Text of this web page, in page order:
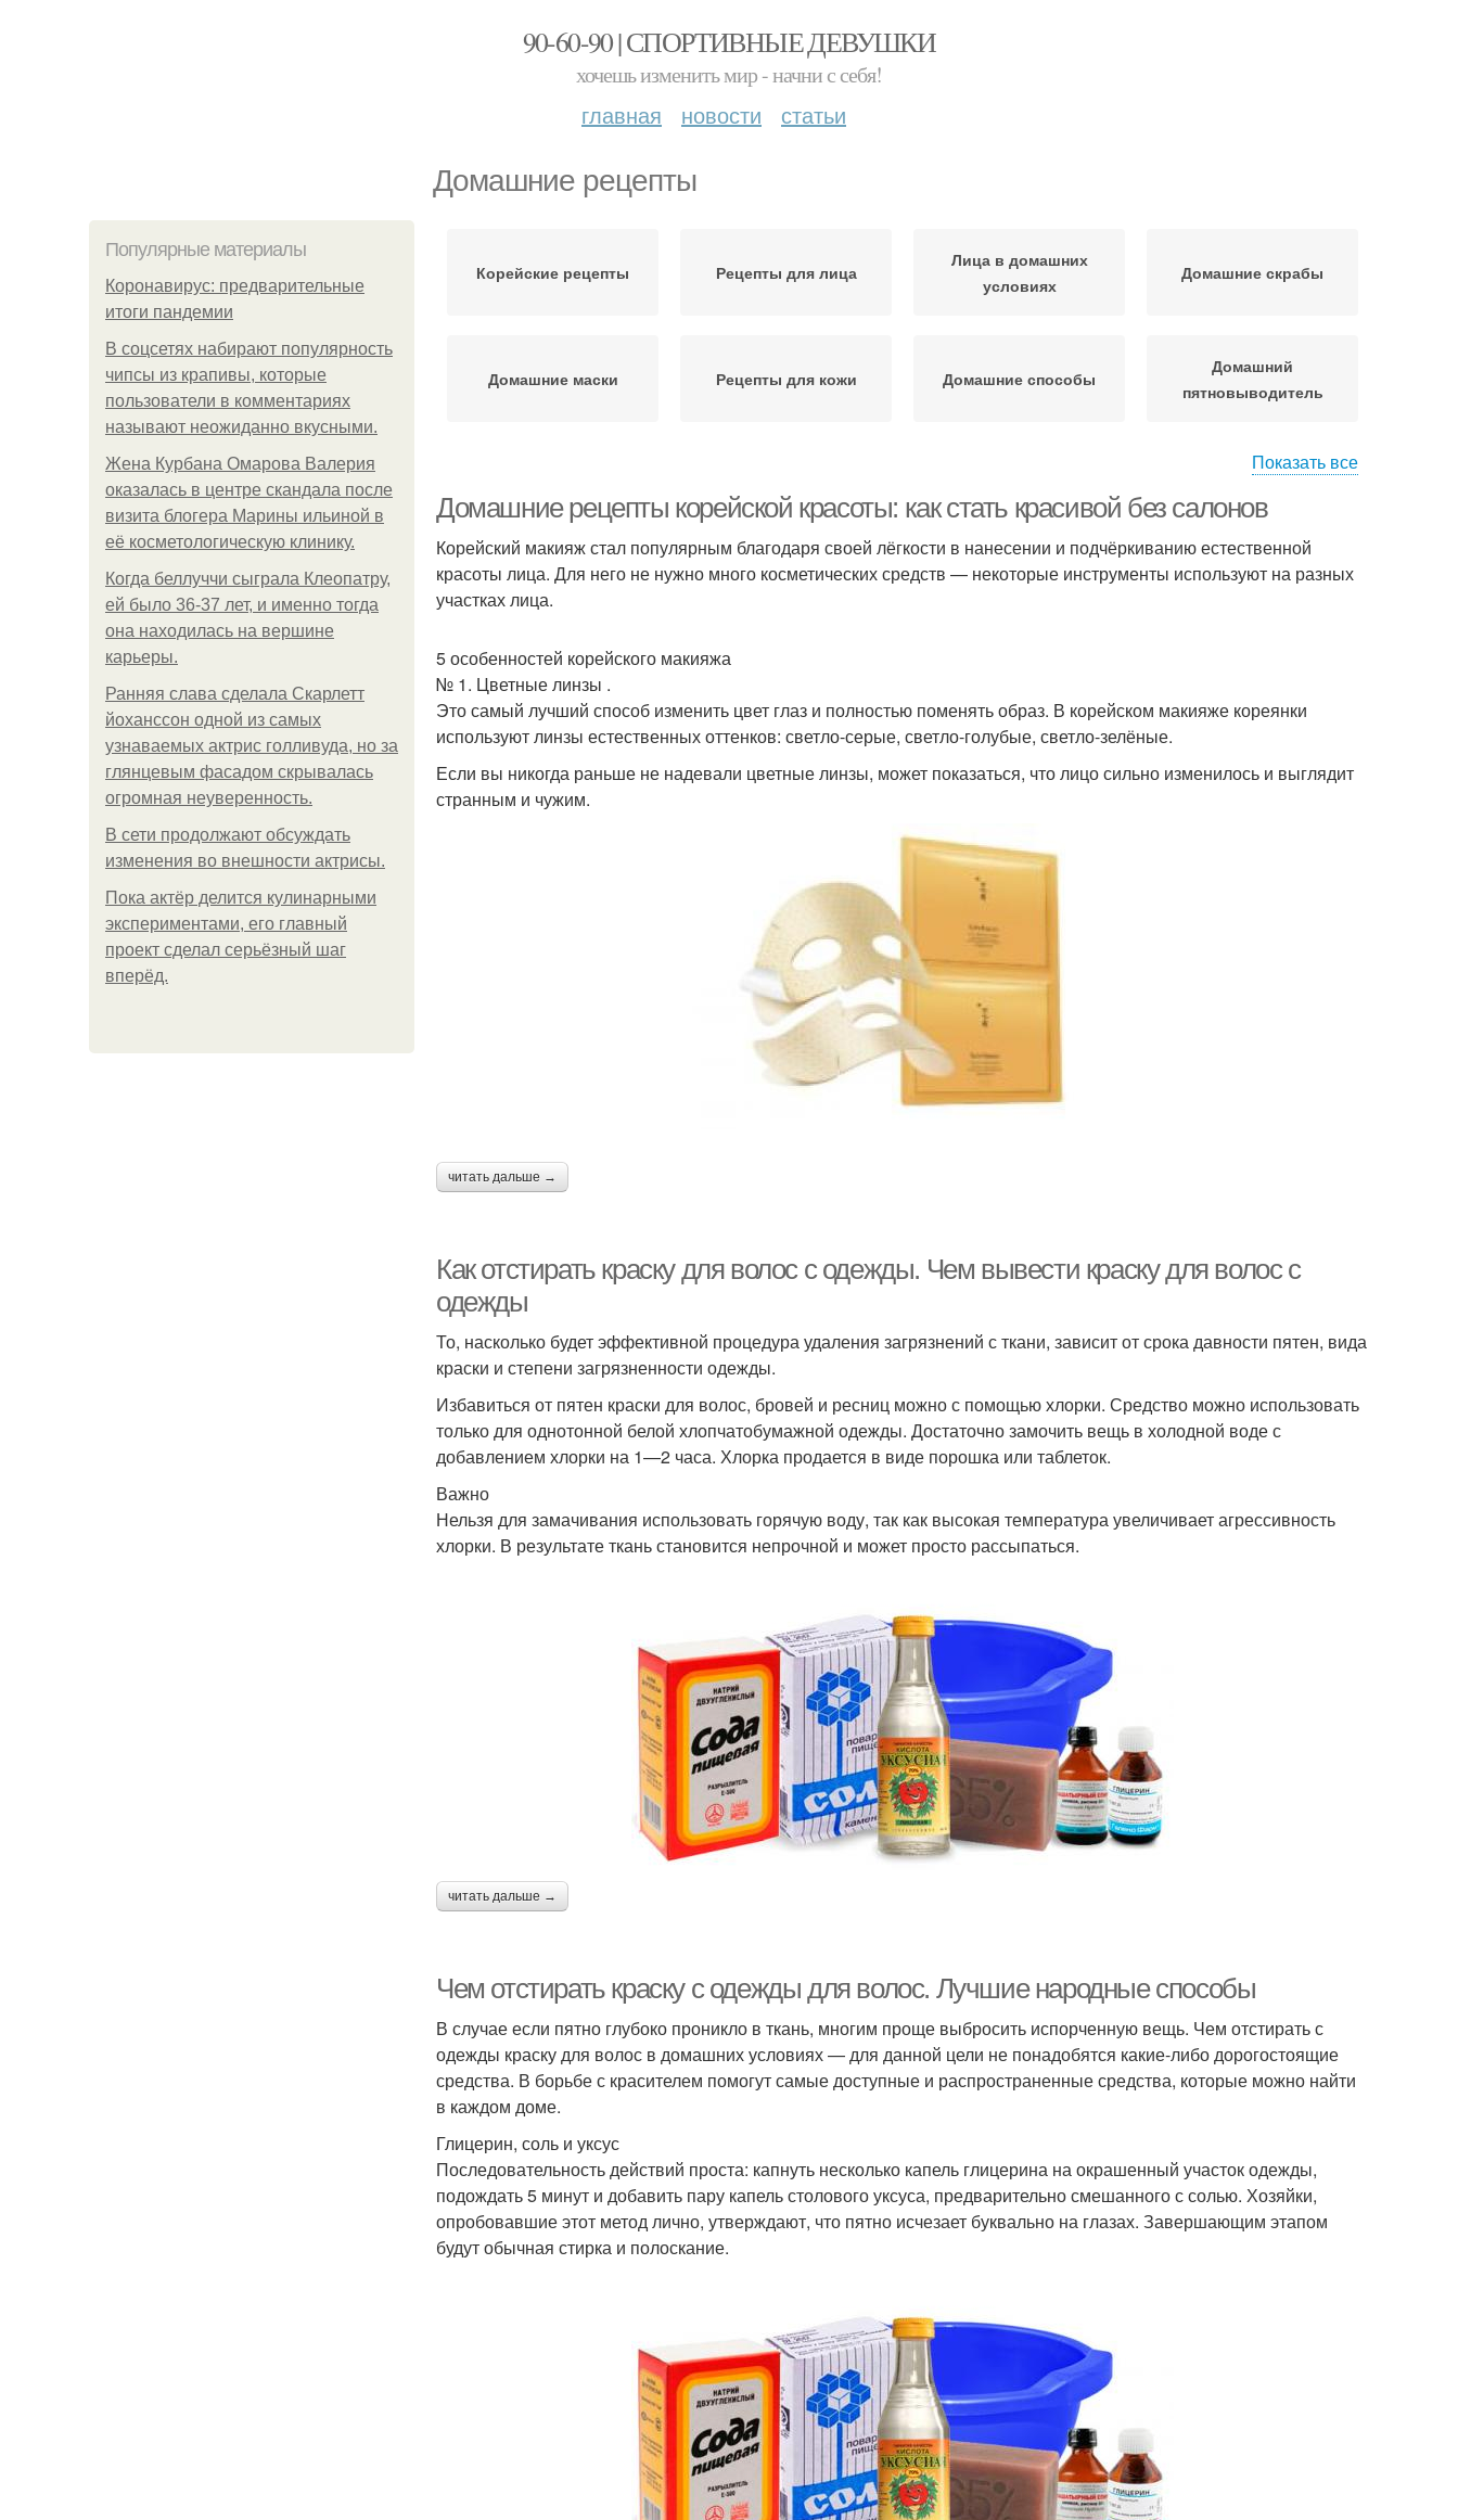
90-60-90 | СПОРТИВНЫЕ ДЕВУШКИ
хочешь изменить мир - начни с себя!
главная новости статьи
Домашние рецепты
Популярные материалы
Коронавирус: предварительные
итоги пандемии
В соцсетях набирают популярность
чипсы из крапивы, которые
пользователи в комментариях
называют неожиданно вкусными.
Жена Курбана Омарова Валерия
оказалась в центре скандала после
визита блогера Марины ильиной в
её косметологическую клинику.
Когда беллуччи сыграла Клеопатру,
ей было 36-37 лет, и именно тогда
она находилась на вершине
карьеры.
Ранняя слава сделала Скарлетт
йоханссон одной из самых
узнаваемых актрис голливуда, но за
глянцевым фасадом скрывалась
огромная неуверенность.
В сети продолжают обсуждать
изменения во внешности актрисы.
Пока актёр делится кулинарными
экспериментами, его главный
проект сделал серьёзный шаг
вперёд.
Корейские рецепты Рецепты для лица
Лица в домашних
условиях
Домашние скрабы
Домашние маски Рецепты для кожи Домашние способы
Домашний
пятновыводитель
условиях
Рецепт с мятой и
Волос в домашних
Маски в домашних
Зуд в домашних
условиях
Показать все
Домашние рецепты корейской красоты: как стать красивой без салонов
Корейский макияж стал популярным благодаря своей лёгкости в нанесении и подчёркиванию естественной
красоты лица. Для него не нужно много косметических средств — некоторые инструменты используют на разных
участках лица.
5 особенностей корейского макияжа
№ 1. Цветные линзы .
Это самый лучший способ изменить цвет глаз и полностью поменять образ. В корейском макияже кореянки
используют линзы естественных оттенков: светло-серые, светло-голубые, светло-зелёные.
Если вы никогда раньше не надевали цветные линзы, может показаться, что лицо сильно изменилось и выглядит
странным и чужим.
читать дальше →
Как отстирать краску для волос с одежды. Чем вывести краску для волос с
одежды
То, насколько будет эффективной процедура удаления загрязнений с ткани, зависит от срока давности пятен, вида
краски и степени загрязненности одежды.
Избавиться от пятен краски для волос, бровей и ресниц можно с помощью хлорки. Средство можно использовать
только для однотонной белой хлопчатобумажной одежды. Достаточно замочить вещь в холодной воде с
добавлением хлорки на 1—2 часа. Хлорка продается в виде порошка или таблеток.
Важно
Нельзя для замачивания использовать горячую воду, так как высокая температура увеличивает агрессивность
хлорки. В результате ткань становится непрочной и может просто рассыпаться.
читать дальше →
Чем отстирать краску с одежды для волос. Лучшие народные способы
В случае если пятно глубоко проникло в ткань, многим проще выбросить испорченную вещь. Чем отстирать с
одежды краску для волос в домашних условиях — для данной цели не понадобятся какие-либо дорогостоящие
средства. В борьбе с красителем помогут самые доступные и распространенные средства, которые можно найти
в каждом доме.
Глицерин, соль и уксус
Последовательность действий проста: капнуть несколько капель глицерина на окрашенный участок одежды,
подождать 5 минут и добавить пару капель столового уксуса, предварительно смешанного с солью. Хозяйки,
опробовавшие этот метод лично, утверждают, что пятно исчезает буквально на глазах. Завершающим этапом
будут обычная стирка и полоскание.